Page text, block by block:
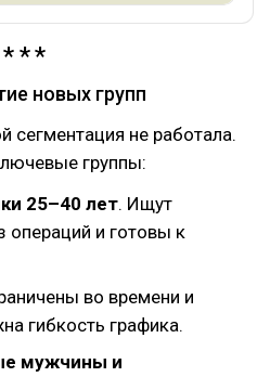
новых групп
сегментация не работала.
группы:
25–40 лет. Ищут
операций и готовы к
во времени и
гибкость графика.
мужчины и